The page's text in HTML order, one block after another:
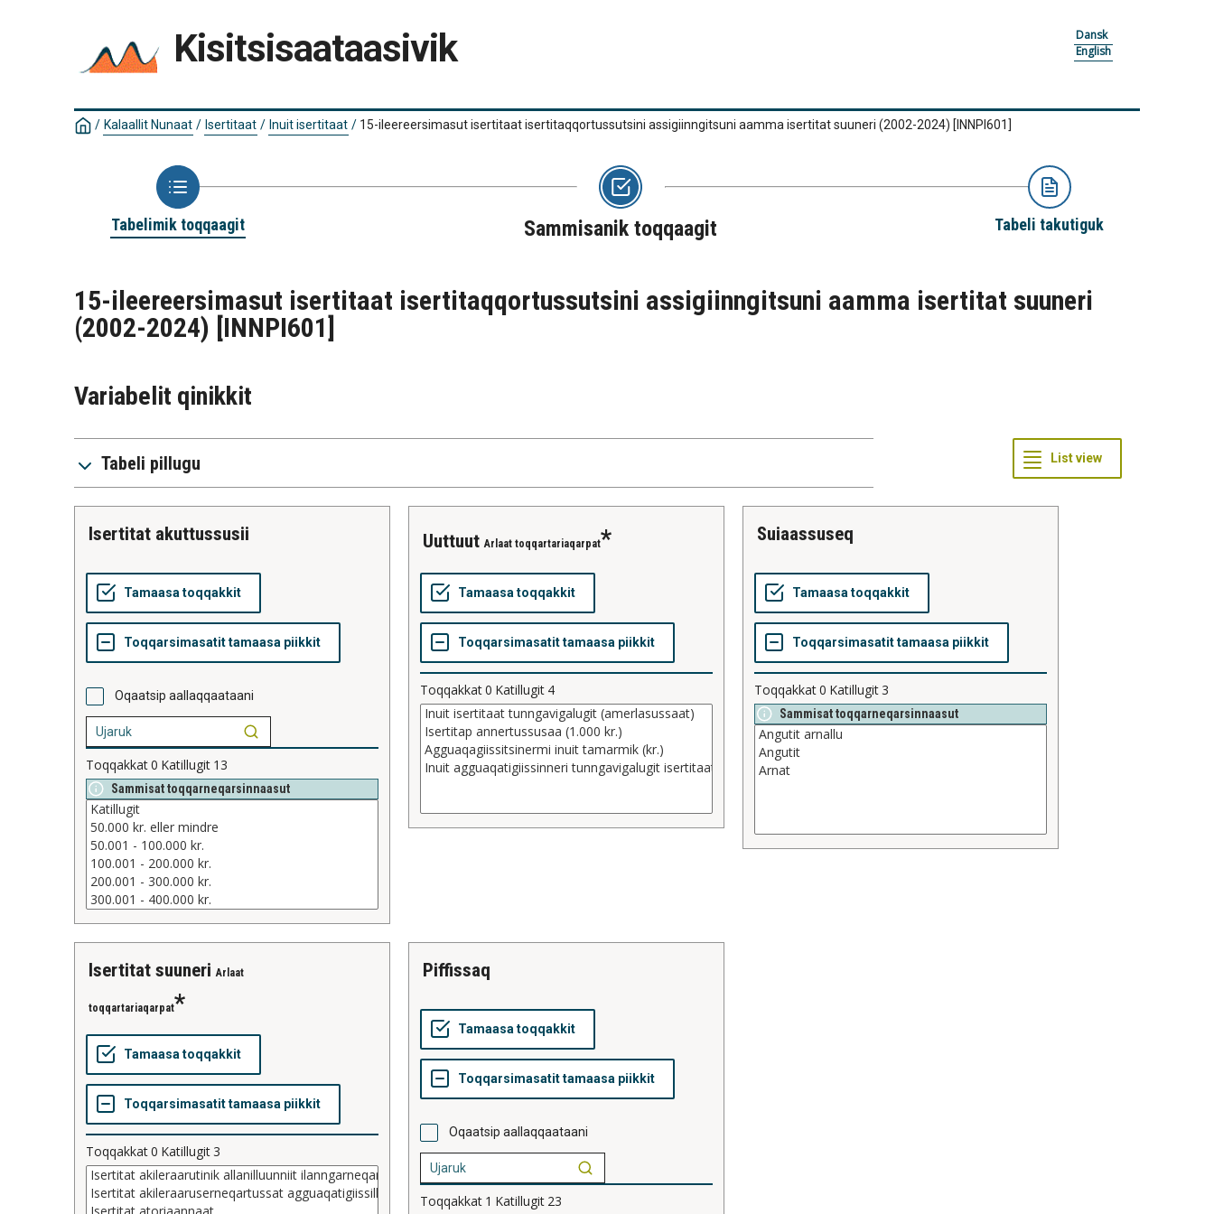
Kisitsisaataasivik
Dansk
English
/ Kalaallit Nunaat / Isertitaat / Inuit isertitaat / 15-ileereersimasut isertitaat isertitaqqortussutsini assigiinngitsuni aamma isertitat suuneri (2002-2024) [INNPI601]
Tabelimik toqqaagit Sammisanik toqqaagit Tabeli takutiguk
15-ileereersimasut isertitaat isertitaqqortussutsini assigiinngitsuni aamma isertitat suuneri
(2002-2024) [INNPI601]
Variabelit qinikkit
Tabeli pillugu
isertitat akuttussusii
Oqaatsip aallaqqaataani
Toqqakkat0 Katillugit 13
Sammisat toqqarneqarsinnaasut
uuttuut Arlaat toqqartariaqarpat
Toqqakkat0 Katillugit 4
suiaassuseq
Toqqakkat0 Katillugit3
Sammisat toqqarneqarsinnaasut
isertitat suuneri Arlaat
toqqartariaqarpat
Toqqakkat0 Katillugit3
piffissaq
Oqaatsip aallaqqaataani
Toqqakkat 1 Katillugit 23